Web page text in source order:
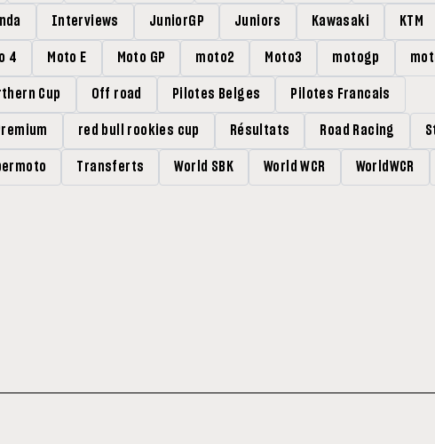
Interviews JuniorGP Juniors Kawasaki KTM
4 Moto E Moto GP moto2 Moto3 motogp
Cup Off road Pilotes Belges Pilotes Francais
red bull rookies cup Résultats Road Racing
Transferts World SBK World WCR WorldWCR